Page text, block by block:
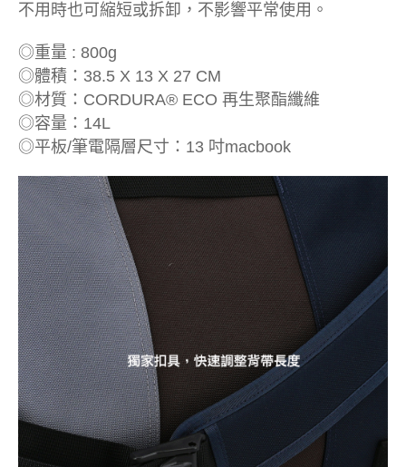
不用時也可縮短或拆卸，不影響平常使用。
◎重量 : 800g
◎體積：38.5 X 13 X 27 CM
◎材質：CORDURA® ECO 再生聚酯纖維
◎容量：14L
◎平板/筆電隔層尺寸：13 吋macbook